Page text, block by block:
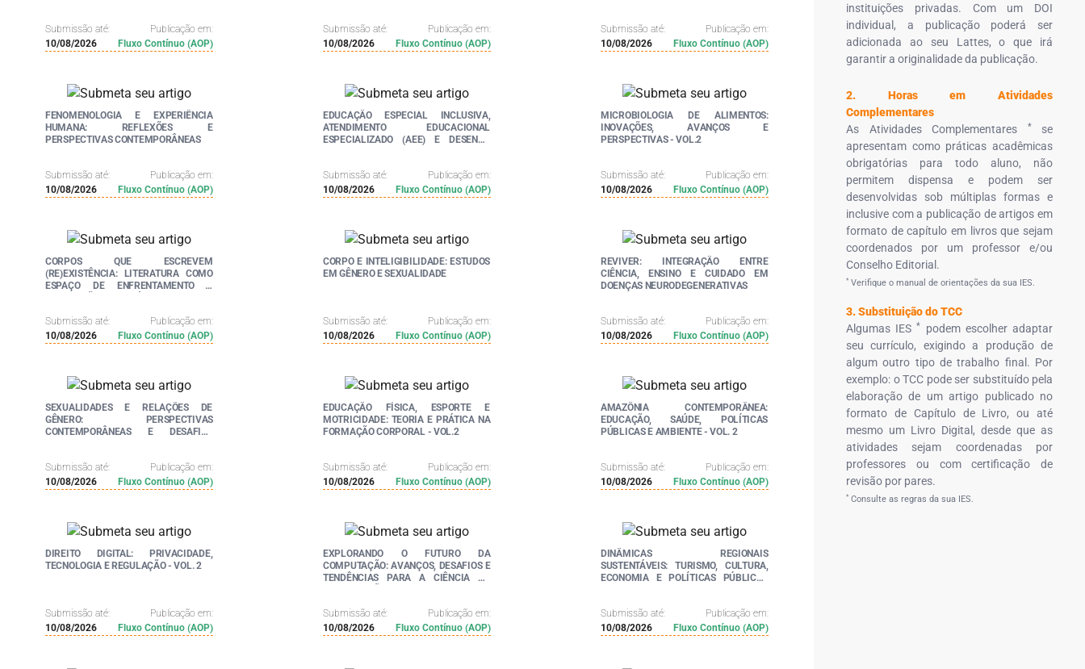
Submissão até:
Publicação em:
10/08/2026
Fluxo Contínuo (AOP)
Submissão até:
Publicação em:
10/08/2026
Fluxo Contínuo (AOP)
Submissão até:
Publicação em:
10/08/2026
Fluxo Contínuo (AOP)
FENOMENOLOGIA E EXPERIÊNCIA
HUMANA: REFLEXÕES E
PERSPECTIVAS CONTEMPORÂNEAS
Submissão até:
Publicação em:
10/08/2026
Fluxo Contínuo (AOP)
EDUCAÇÃO ESPECIAL INCLUSIVA,
ATENDIMENTO EDUCACIONAL
ESPECIALIZADO (AEE) E DESENHO
Submissão até:
Publicação em:
10/08/2026
Fluxo Contínuo (AOP)
MICROBIOLOGIA DE ALIMENTOS:
INOVAÇÕES, AVANÇOS E
PERSPECTIVAS - VOL.2
Submissão até:
Publicação em:
10/08/2026
Fluxo Contínuo (AOP)
CORPOS QUE ESCREVEM
(RE)EXISTÊNCIA: LITERATURA COMO
ESPAÇO DE ENFRENTAMENTO E
Submissão até:
Publicação em:
10/08/2026
Fluxo Contínuo (AOP)
CORPO E INTELIGIBILIDADE: ESTUDOS
EM GÊNERO E SEXUALIDADE
Submissão até:
Publicação em:
10/08/2026
Fluxo Contínuo (AOP)
REVIVER: INTEGRAÇÃO ENTRE
CIÊNCIA, ENSINO E CUIDADO EM
DOENÇAS NEURODEGENERATIVAS
Submissão até:
Publicação em:
10/08/2026
Fluxo Contínuo (AOP)
SEXUALIDADES E RELAÇÕES DE
GÊNERO: PERSPECTIVAS
CONTEMPORÂNEAS E DESAFIOS
Submissão até:
Publicação em:
10/08/2026
Fluxo Contínuo (AOP)
EDUCAÇÃO FÍSICA, ESPORTE E
MOTRICIDADE: TEORIA E PRÁTICA NA
FORMAÇÃO CORPORAL - VOL.2
Submissão até:
Publicação em:
10/08/2026
Fluxo Contínuo (AOP)
AMAZÔNIA CONTEMPORÂNEA:
EDUCAÇÃO, SAÚDE, POLÍTICAS
PÚBLICAS E AMBIENTE - VOL. 2
Submissão até:
Publicação em:
10/08/2026
Fluxo Contínuo (AOP)
DIREITO DIGITAL: PRIVACIDADE,
TECNOLOGIA E REGULAÇÃO - VOL. 2
Submissão até:
Publicação em:
10/08/2026
Fluxo Contínuo (AOP)
EXPLORANDO O FUTURO DA
COMPUTAÇÃO: AVANÇOS, DESAFIOS E
TENDÊNCIAS PARA A CIÊNCIA DA
Submissão até:
Publicação em:
10/08/2026
Fluxo Contínuo (AOP)
DINÂMICAS REGIONAIS
SUSTENTÁVEIS: TURISMO, CULTURA,
ECONOMIA E POLÍTICAS PÚBLICAS
Submissão até:
Publicação em:
10/08/2026
Fluxo Contínuo (AOP)
instituições privadas. Com um DOI
individual, a publicação poderá ser
adicionada ao seu Lattes, o que irá
garantir a originalidade da publicação.
2. Horas em Atividades
Complementares
As Atividades Complementares
*se
apresentam como práticas acadêmicas
obrigatórias para todo aluno, não
permitem dispensa e podem ser
desenvolvidas sob múltiplas formas e
inclusive com a publicação de artigos em
formato de capítulo em livros que sejam
coordenados por um professor e/ou
Conselho Editorial.
*Verifique o manual de orientações da sua IES.
3. Substituição do TCC
Algumas IES*
podem escolher adaptar
seu currículo, exigindo a produção de
algum outro tipo de trabalho final. Por
exemplo: o TCC pode ser substituído pela
elaboração de um artigo publicado no
formato de Capítulo de Livro, ou até
mesmo um Livro Digital, desde que as
atividades sejam coordenadas por
professores ou com certificação de
revisão por pares.
*Consulte as regras da sua IES.